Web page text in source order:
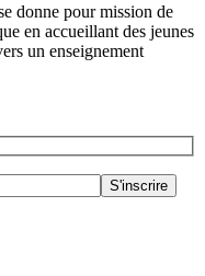
donne pour mission de
en accueillant des jeunes
un enseignement